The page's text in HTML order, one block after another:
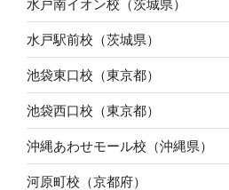
水戸南イオン校（茨城県）
水戸駅前校（茨城県）
池袋東口校（東京都）
池袋西口校（東京都）
沖縄あわせモール校（沖縄県）
河原町校（京都府）